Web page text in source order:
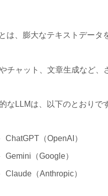
は、膨大なテキストデータ
チャット、文章生成など、
なLLMは、以下のとおりで
ChatGPT（OpenAI）
Gemini（Google）
Claude（Anthropic）